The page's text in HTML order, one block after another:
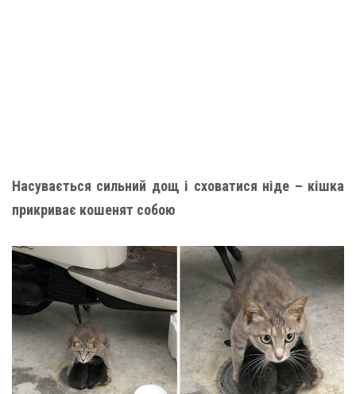
Насувається сильний дощ і сховатися ніде – кішка
прикриває кошенят собою